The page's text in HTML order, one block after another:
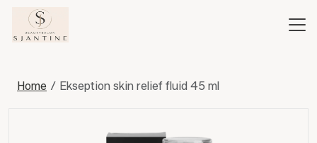
Home Ekseption skin relief fluid 45 ml